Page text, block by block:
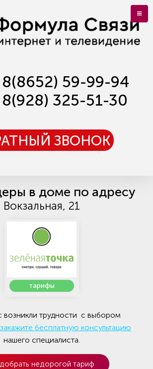
8(8652) 59-99-94
8(928) 325-51-30
ЗВОНОК
в доме по адресу
Вокзальная, 21
тарифы
возникли трудности с выбором
закажите бесплатную консультацию
нашего специалиста.
недорогой тариф